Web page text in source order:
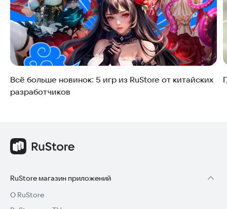
Всё больше новинок: 5 игр из RuStore от китайских
разработчиков
RuStore магазин приложений
О RuStore